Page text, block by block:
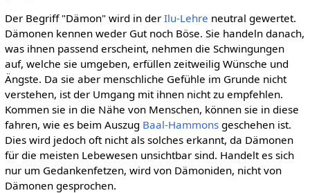
Der Begriff "Dämon" wird in der Ilu-Lehre neutral gewertet.
Dämonen kennen weder Gut noch Böse. Sie handeln danach,
was ihnen passend erscheint, nehmen die Schwingungen
auf, welche sie umgeben, erfüllen zeitweilig Wünsche und
Ängste. Da sie aber menschliche Gefühle im Grunde nicht
verstehen, ist der Umgang mit ihnen nicht zu empfehlen.
Kommen sie in die Nähe von Menschen, können sie in diese
fahren, wie es beim Auszug Baal-Hammonsgeschehen ist.
Dies wird jedoch oft nicht als solches erkannt, da Dämonen
für die meisten Lebewesen unsichtbar sind. Handelt es sich
nur um Gedankenfetzen, wird von Dämoniden, nicht von
Dämonen gesprochen.